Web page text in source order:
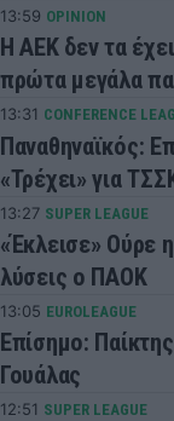
13:59 OPINION
Η ΑΕΚ δεν τα
πρώτα μεγάλα
13:31 CONFERENCE
Παναθηναϊκός:
«Τρέχει» για
13:27 SUPER LEAGUE
«Έκλεισε» Ούρε
λύσεις ο ΠΑΟΚ
13:05 EUROLEAGUE
Επίσημο:
Γουάλας
12:51 SUPER LEAGUE